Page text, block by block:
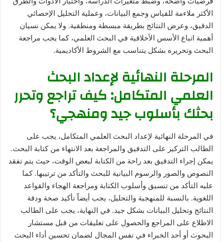
الأكثر ملاءمة للقياس وجمع البيانات، وعملية التحليل الإحصائي
الدقيق، وعرض النتائج بطريقة مبسطة ومنطقية. ولا يمكن نسيان
أهمية اتباع الأسس الأخلاقية في البحث العلمي، كما يجب مراجعة
البحث وتحريره بشكل يتناسب مع الشروط الأكاديمية.
المرحلة النهائية لإعداد البحث
العلمي المتكامل: كيف تراجع وتحرر
بحثك بأسلوب جيد ومنهجي؟
في المرحلة النهائية لإعداد البحث العلمي المتكامل، يجب على
الطالب التركيز على التدقيق والمراجعة بعد الانتهاء من كتابة البحث.
يمكن إجراء التدقيق بعد راحة من الكتابة لبعض الوقت، حيث يتم تفقد
النصوص والصور والرسوم البيانية للبحث والتأكد من ترتيبها. كما
عليه التأكد من تنسيق وأسلوب الكتابة ومراجعة الهجاء والقواعد
اللغوية. بالنسبة للمنهجية والتحليل، يجب أيضاً تأكيد صحة ودقة
النتائج وتحليل البيانات بشكل جيد. في النهاية، يجب على الطالب
الاطلاع على المراجع والحصول على تعليقات من قبل مستشار
البحوث أو أحد الخبراء في نفس المجال لضمان تحسين أداء البحث